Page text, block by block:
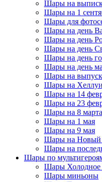
Шары на
Шары на 1
Шары для
Шары на день
Шары на день
Шары на день
Шары на день
Шары на день
Шары на
Шары на
Шары на 14
Шары на 23
Шары на 8 марта
Шары на 1 мая
Шары на 9 мая
Шары на Новый
Шары на
Шары по
Шары Холодное
Шары миньоны